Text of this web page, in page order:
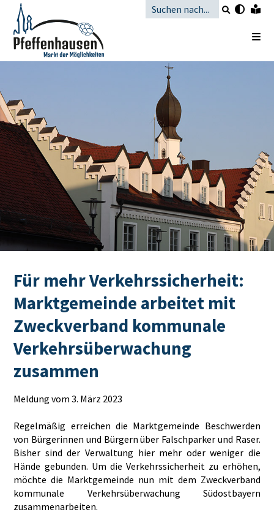
Für mehr Verkehrssicherheit:
Marktgemeinde arbeitet mit
Zweckverband kommunale
Verkehrsüberwachung
zusammen
Meldung vom 3. März 2023
Regelmäßig erreichen die Marktgemeinde Beschwerden
von Bürgerinnen und Bürgern über Falschparker und Raser.
Bisher sind der Verwaltung hier mehr oder weniger die
Hände gebunden. Um die Verkehrssicherheit zu erhöhen,
möchte die Marktgemeinde nun mit dem Zweckverband
kommunale Verkehrsüberwachung Südostbayern
zusammenarbeiten.